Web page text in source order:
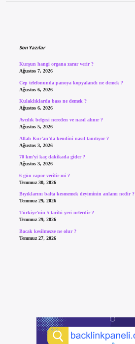
Son Yazılar
Kurşun hangi organa zarar verir ?
Ağustos 7, 2026
Cep telefonunda panoya kopyalandı ne demek ?
Ağustos 6, 2026
Kulaklıklarda bass ne demek ?
Ağustos 6, 2026
Avcılık belgesi nereden ve nasıl alınır ?
Ağustos 5, 2026
Allah Kur’an’da kendini nasıl tanıtıyor ?
Ağustos 3, 2026
70 km’yi kaç dakikada gider ?
Ağustos 3, 2026
6 gün rapor verilir mi ?
Temmuz 30, 2026
Bıyıklarını balta kesmemek deyiminin anlamı nedir ?
Temmuz 29, 2026
Türkiye’nin 5 tarihi yeri nelerdir ?
Temmuz 29, 2026
Bacak kesilmezse ne olur ?
Temmuz 27, 2026